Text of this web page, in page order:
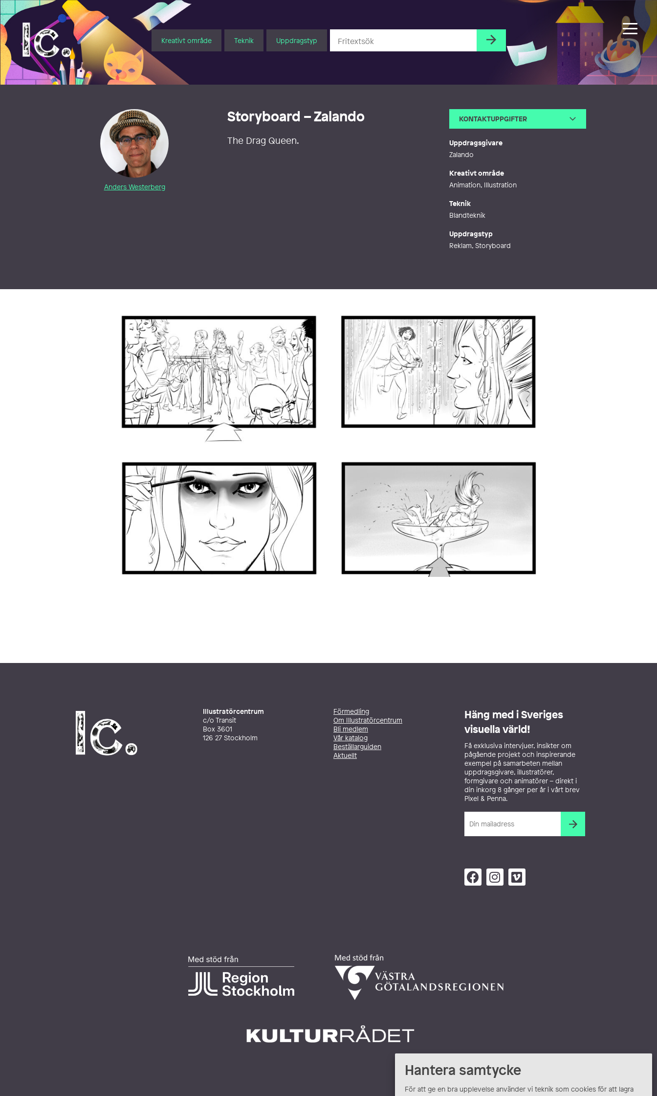
Hantera samtycke
För att ge en bra upplevelse använder vi teknik som cookies för att lagra
Illustratörcentrum
Kreativt område Teknik Uppdragstyp
Anders Westerberg
Storyboard – Zalando
The Drag Queen.
KONTAKTUPPGIFTER
com
Webb
m/category/anders-westerberg/
Uppdragsgivare
Zalando
Kreativt område
Animation, Illustration
Teknik
Blandteknik
Uppdragstyp
Reklam, Storyboard
Illustratörcentrum
c/o Transit
Box 3601
126 27 Stockholm
Förmedling
Om Illustratörcentrum
Bli medlem
Vår katalog
Beställarguiden
Aktuellt
Häng med i Sveriges
visuella värld!
Få exklusiva intervjuer, insikter om
pågående projekt och inspirerande
exempel på samarbeten mellan
uppdragsgivare, illustratörer,
formgivare och animatörer – direkt i
din inkorg 8 gånger per år i vårt brev
Pixel & Penna.